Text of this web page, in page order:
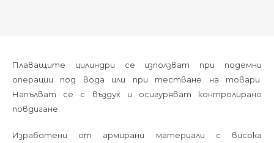
Плаващите цилиндри се използват при подемни
операции под вода или при тестване на товари.
Напълват се с въздух и осигуряват контролирано
повдигане.
Изработени от армирани материали с висока